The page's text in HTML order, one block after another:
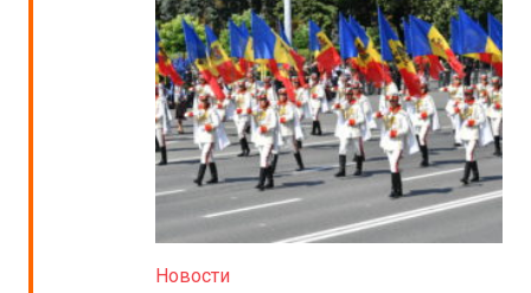
Новости